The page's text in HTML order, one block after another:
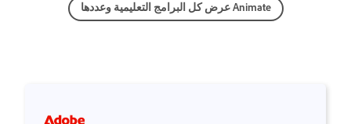
عرض كل البرامج التعليمية وعددها Animate